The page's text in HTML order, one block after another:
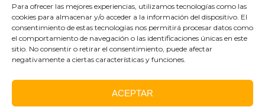
Para ofrecer las mejores experiencias, utilizamos tecnologías como las
cookies para almacenar y/o acceder a la información del dispositivo. El
consentimiento de estas tecnologías nos permitirá procesar datos como
el comportamiento de navegación o las identificaciones únicas en este
sitio. No consentir o retirar el consentimiento, puede afectar
negativamente a ciertas características y funciones.
ACEPTAR
Aviso Legal
Política de Privacidad
Política de Cookies